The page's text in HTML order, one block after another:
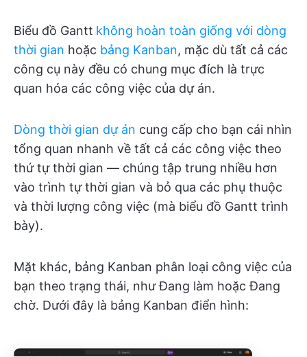
Biểu đồ Gantt không hoàn toàn giống với dòng
thời gian hoặc bảng Kanban, mặc dù tất cả các
công cụ này đều có chung mục đích là trực
quan hóa các công việc của dự án.
Dòng thời gian dự án cung cấp cho bạn cái nhìn
tổng quan nhanh về tất cả các công việc theo
thứ tự thời gian — chúng tập trung nhiều hơn
vào trình tự thời gian và bỏ qua các phụ thuộc
và thời lượng công việc (mà biểu đồ Gantt trình
bày).
Mặt khác, bảng Kanban phân loại công việc của
bạn theo trạng thái, như Đang làm hoặc Đang
chờ. Dưới đây là bảng Kanban điển hình: